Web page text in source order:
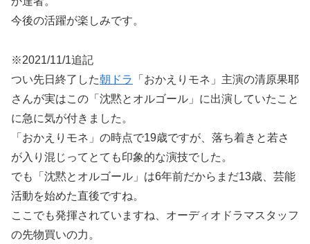
今後の活躍が楽しみです。
※2021/11/1追記
つい先日終了した朝ドラ
「おかえりモネ」主演の清原果耶
さんが実はこの「沈黙とオルゴール」に出演していたこと
に急に気が付きました。
「おかえりモネ」の時点で19歳ですが、落ち着きと若さ
が入り混じってとても印象的な演技でした。
でも「沈黙とオルゴール」は6年前だからまだ13歳、芸能
活動を始めた直後ですね。
ここでも発揮されていますね、オーディオドラマスタッフ
の先物買いの力。